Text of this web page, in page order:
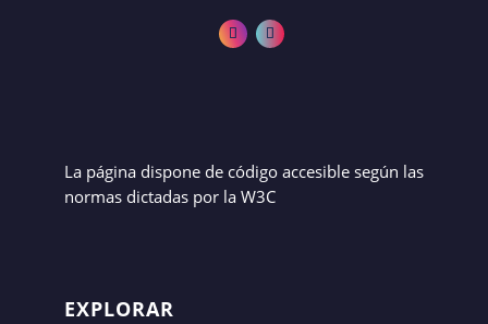
La página dispone de código accesible según las
normas dictadas por la W3C
EXPLORAR